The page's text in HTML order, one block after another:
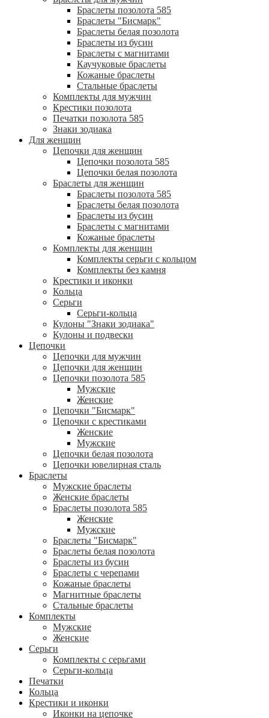
Браслеты позолота 585
Браслеты "Бисмарк"
Браслеты белая позолота
Браслеты из бусин
Браслеты с магнитами
Каучуковые браслеты
Кожаные браслеты
Стальные браслеты
Комплекты для мужчин
Крестики позолота
Печатки позолота 585
Знаки зодиака
Для женщин
Цепочки для женщин
Цепочки позолота 585
Цепочки белая позолота
Браслеты для женщин
Браслеты позолота 585
Браслеты белая позолота
Браслеты из бусин
Браслеты с магнитами
Кожаные браслеты
Комплекты для женщин
Комплекты серьги с кольцом
Комплекты без камня
Крестики и иконки
Кольца
Серьги
Серьги-кольца
Кулоны "Знаки зодиака"
Кулоны и подвески
Цепочки
Цепочки для мужчин
Цепочки для женщин
Цепочки позолота 585
Мужские
Женские
Цепочки "Бисмарк"
Цепочки с крестиками
Женские
Мужские
Цепочки белая позолота
Цепочки ювелирная сталь
Браслеты
Мужские браслеты
Женские браслеты
Браслеты позолота 585
Женские
Мужские
Браслеты "Бисмарк"
Браслеты белая позолота
Браслеты из бусин
Браслеты с черепами
Кожаные браслеты
Магнитные браслеты
Стальные браслеты
Комплекты
Мужские
Женские
Серьги
Комплекты с серьгами
Серьги-кольца
Печатки
Кольца
Крестики и иконки
Иконки на цепочке